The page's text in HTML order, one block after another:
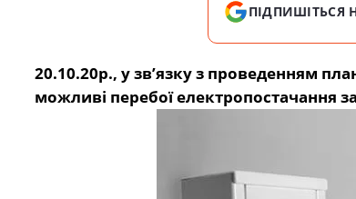
ПІДПИШІТЬСЯ
20.10.20р., у зв’язку з проведенням
можливі перебої електропостачання